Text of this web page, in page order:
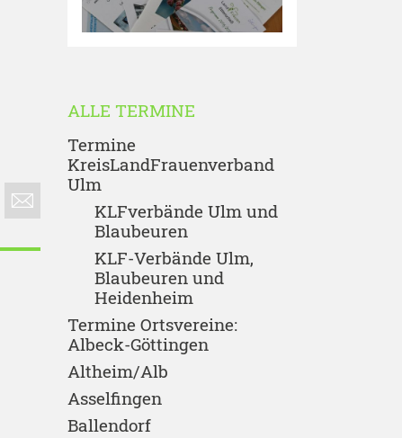
ALLE TERMINE
Termine
KreisLandFrauenverband
Ulm
KLFverbände Ulm und
Blaubeuren
KLF-Verbände Ulm,
Blaubeuren und
Heidenheim
Termine Ortsvereine:
Albeck-Göttingen
Altheim/Alb
Asselfingen
Ballendorf